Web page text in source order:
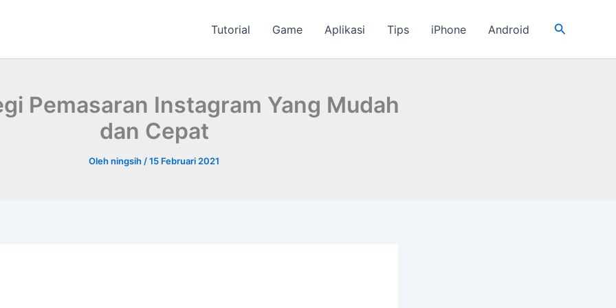
Tutorial Game Aplikasi Tips iPhone Android Cari
Pemasaran Instagram Yang Mudah
dan Cepat
Olehningsih /15 Februari 2021